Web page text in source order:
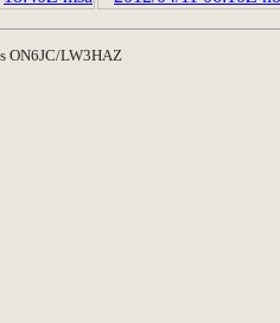
ON6JC/LW3HAZ